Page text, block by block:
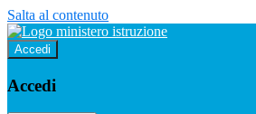
Salta al contenuto
Accedi
Accedi